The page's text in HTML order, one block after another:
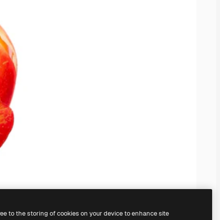
to the storing of cookies on your device to enhance site